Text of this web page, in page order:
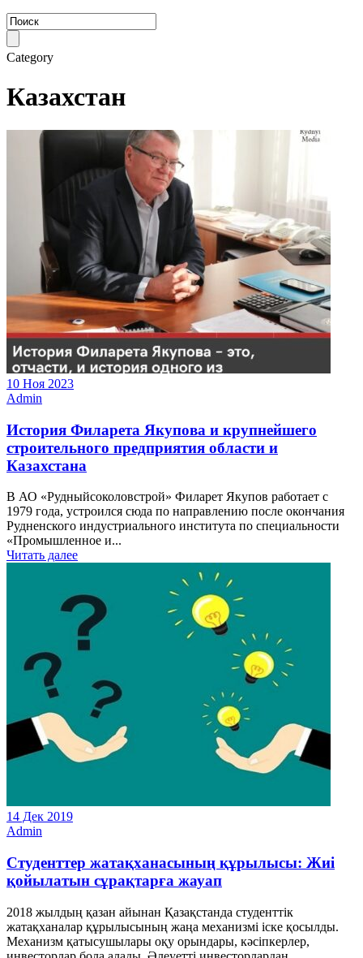
Category
Казахстан
10 Ноя 2023
Admin
История Филарета Якупова и крупнейшего
строительного предприятия области и
Казахстана
В АО «Рудныйсоколовстрой» Филарет Якупов работает с
1979 года, устроился сюда по направлению после окончания
Рудненского индустриального института по специальности
«Промышленное и...
Читать далее
14 Дек 2019
Admin
Студенттер жатақханасының құрылысы: Жиі
қойылатын сұрақтарға жауап
2018 жылдың қазан айынан Қазақстанда студенттік
жатақханалар құрылысының жаңа механизмі іске қосылды.
Механизм қатысушылары оқу орындары, кәсіпкерлер,